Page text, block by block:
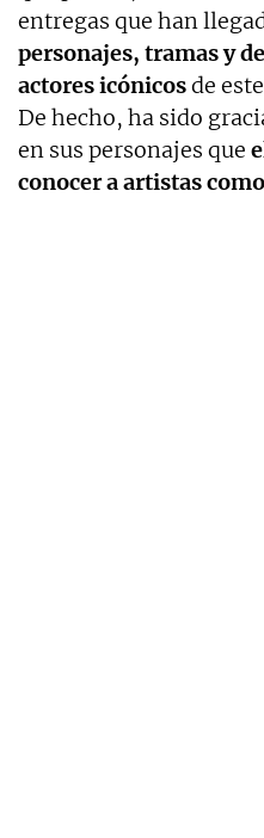
entregas que han
personajes, tramas y
actores icónicosde
De hecho, ha sido
en sus personajes que
conocer a artistas